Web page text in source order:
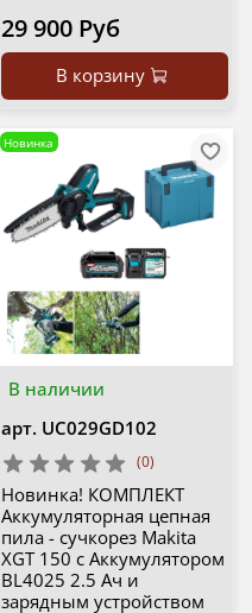
29 900 Руб
В корзину
В наличии
Новинка
арт. UC029GD102
(0)
Новинка! КОМПЛЕКТ
Аккумуляторная цепная
пила - сучкорез Makita
XGT 150 с Аккумулятором
BL4025 2.5 Ач и
зарядным устройством